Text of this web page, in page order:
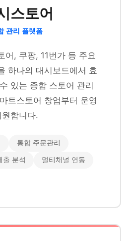
스토어
관리 플랫폼
어, 쿠팡, 11번가 등 주요
하나의 대시보드에서 효
있는 종합 스토어 관리
트스토어 창업부터 운영
합니다.
통합 주문관리
출 분석 멀티채널 연동